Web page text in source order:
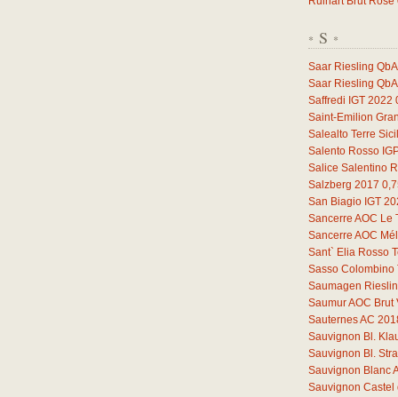
* S *
Saar Riesling
Saar Riesling
Saffredi IGT 2022
Saint-Emilion
Salealto Terre
Salento Rosso
Salice Salentino
Salzberg 2017
San Biagio IGT
Sancerre AOC Le
Sancerre AOC
Sant` Elia Rosso
Sasso Colombino
Saumagen
Saumur AOC
Sauternes AC
Sauvignon Bl.
Sauvignon Bl.
Sauvignon Blanc
Sauvignon Castel